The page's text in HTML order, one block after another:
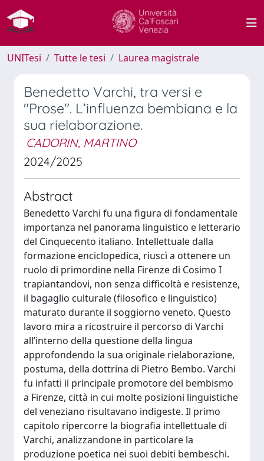
UNITesi Tutte le tesi Laurea magistrale
Benedetto Varchi, tra versi e
"Prose". L’influenza bembiana e la
sua rielaborazione.
CADORIN, MARTINO
2024/2025
Abstract
Benedetto Varchi fu una figura di fondamentale
importanza nel panorama linguistico e letterario
del Cinquecento italiano. Intellettuale dalla
formazione enciclopedica, riuscì a ottenere un
ruolo di primordine nella Firenze di Cosimo I
trapiantandovi, non senza difficoltà e resistenze,
il bagaglio culturale (filosofico e linguistico)
maturato durante il soggiorno veneto. Questo
lavoro mira a ricostruire il percorso di Varchi
all’interno della questione della lingua
approfondendo la sua originale rielaborazione,
postuma, della dottrina di Pietro Bembo. Varchi
fu infatti il principale promotore del bembismo
a Firenze, città in cui molte posizioni linguistiche
del veneziano risultavano indigeste. Il primo
capitolo ripercorre la biografia intellettuale di
Varchi, analizzandone in particolare la
produzione poetica nei suoi debiti bembeschi.